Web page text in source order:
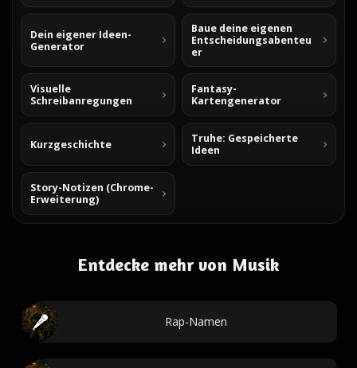
Dein eigener Ideen-
Generator
Baue deine eigenen
Entscheidungsabenteu
er
Visuelle
Schreibanregungen
Fantasy-
Kartengenerator
Kurzgeschichte
Truhe: Gespeicherte
Ideen
Story-Notizen (Chrome-
Erweiterung)
Entdecke mehr von Musik
Rap-Namen